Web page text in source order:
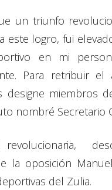
un triunfo
este logro, fui
en mi
Para retribuir
designe miembros
nombré Secretario
revolucionaria,
la oposición
del Zulia.